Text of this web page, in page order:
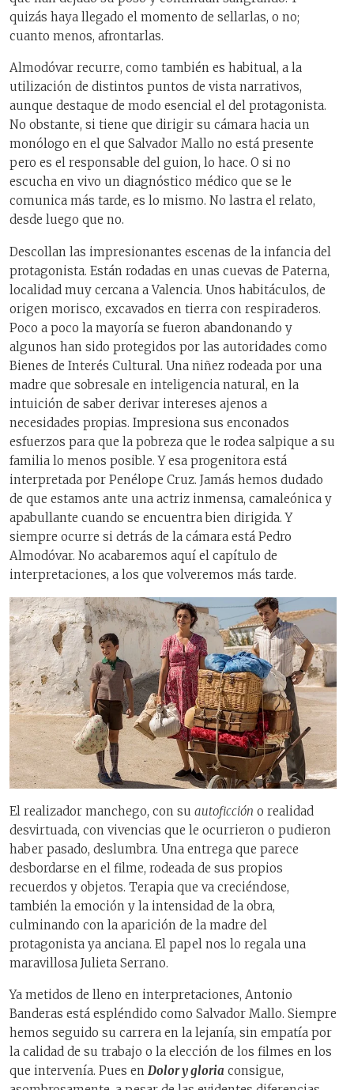
quizás haya llegado el momento de sellarlas, o no;
cuanto menos, afrontarlas.
Almodóvar recurre, como también es habitual, a la
utilización de distintos puntos de vista narrativos,
aunque destaque de modo esencial el del protagonista.
No obstante, si tiene que dirigir su cámara hacia un
monólogo en el que Salvador Mallo no está presente
pero es el responsable del guion, lo hace. O si no
escucha en vivo un diagnóstico médico que se le
comunica más tarde, es lo mismo. No lastra el relato,
desde luego que no.
Descollan las impresionantes escenas de la infancia del
protagonista. Están rodadas en unas cuevas de Paterna,
localidad muy cercana a Valencia. Unos habitáculos, de
origen morisco, excavados en tierra con respiraderos.
Poco a poco la mayoría se fueron abandonando y
algunos han sido protegidos por las autoridades como
Bienes de Interés Cultural. Una niñez rodeada por una
madre que sobresale en inteligencia natural, en la
intuición de saber derivar intereses ajenos a
necesidades propias. Impresiona sus enconados
esfuerzos para que la pobreza que le rodea salpique a su
familia lo menos posible. Y esa progenitora está
interpretada por Penélope Cruz. Jamás hemos dudado
de que estamos ante una actriz inmensa, camaleónica y
apabullante cuando se encuentra bien dirigida. Y
siempre ocurre si detrás de la cámara está Pedro
Almodóvar. No acabaremos aquí el capítulo de
interpretaciones, a los que volveremos más tarde.
El realizador manchego, con su autoficción o realidad
desvirtuada, con vivencias que le ocurrieron o pudieron
haber pasado, deslumbra. Una entrega que parece
desbordarse en el filme, rodeada de sus propios
recuerdos y objetos. Terapia que va creciéndose,
también la emoción y la intensidad de la obra,
culminando con la aparición de la madre del
protagonista ya anciana. El papel nos lo regala una
maravillosa Julieta Serrano.
Ya metidos de lleno en interpretaciones, Antonio
Banderas está espléndido como Salvador Mallo. Siempre
hemos seguido su carrera en la lejanía, sin empatía por
la calidad de su trabajo o la elección de los filmes en los
que intervenía. Pues en Dolor y gloria consigue,